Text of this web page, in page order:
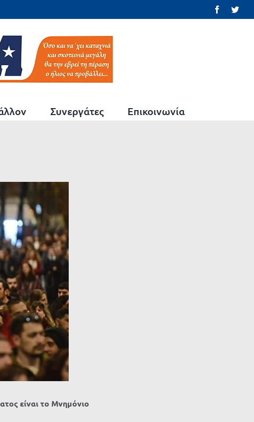
Facebook
Συνεργάτες Επικοινωνία
είναι το Μνημόνιο